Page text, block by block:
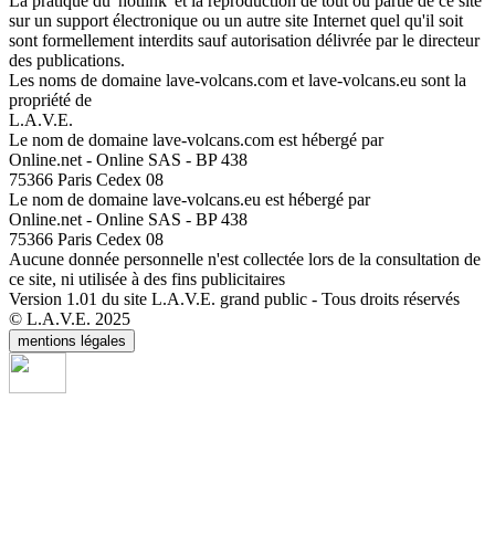
sur un support électronique ou un autre site Internet quel qu'il soit
sont formellement interdits sauf autorisation délivrée par le directeur
des publications.
Les noms de domaine lave-volcans.com et lave-volcans.eu sont la
propriété de
L.A.V.E.
Le nom de domaine lave-volcans.com est hébergé par
Online.net - Online SAS - BP 438
75366 Paris Cedex 08
Le nom de domaine lave-volcans.eu est hébergé par
Online.net - Online SAS - BP 438
75366 Paris Cedex 08
Aucune donnée personnelle n'est collectée lors de la consultation de
ce site, ni utilisée à des fins publicitaires
Version 1.01 du site L.A.V.E. grand public - Tous droits réservés
© L.A.V.E. 2025
mentions légales